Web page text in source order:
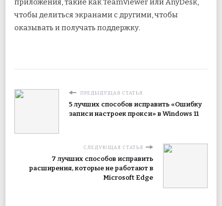
приложения, такие как TeamViewerили AnyDesk,
чтобы делиться экранами с другими, чтобы
оказывать и получать поддержку.
ПРЕДЫДУЩАЯ СТАТЬЯ
5 лучших способов исправить «Ошибку
записи настроек прокси» в Windows 11
СЛЕДУЮЩАЯ СТАТЬЯ
7 лучших способов исправить
расширения, которые не работают в
Microsoft Edge